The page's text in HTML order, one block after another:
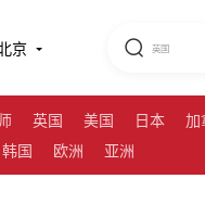
京
英国 美国 日本
加
韩国 欧洲 亚洲